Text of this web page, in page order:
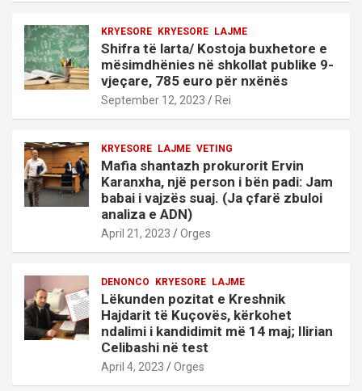
KRYESORE KRYESORE LAJME
Shifra të larta/ Kostoja buxhetore e
mësimdhënies në shkollat publike 9-
vjeçare, 785 euro për nxënës
September 12, 2023 Rei
KRYESORE LAJME VETING
Mafia shantazh prokurorit Ervin
Karanxha, një person i bën padi: Jam
babai i vajzës suaj. (Ja çfarë zbuloi
analiza e ADN)
April 21, 2023 Orges
DENONCO KRYESORE LAJME
Lëkunden pozitat e Kreshnik
Hajdarit të Kuçovës, kërkohet
ndalimi i kandidimit më 14 maj; Ilirian
Celibashi në test
April 4, 2023 Orges